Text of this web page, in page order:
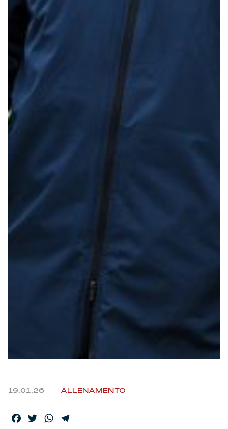
Robe di Kappa x Genoa
Vintage Collection
Red&Blue Voices
Kids
Outlet
Caffè Boasi x Genoa
Gift Card Online Store
Fortissimo batte il mio cuor
19.01.26 ALLENAMENTO
Facebook
TwitterWhatsApp